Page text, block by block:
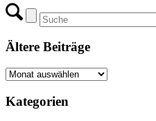
Ältere Beiträge
Ältere
Kategorien